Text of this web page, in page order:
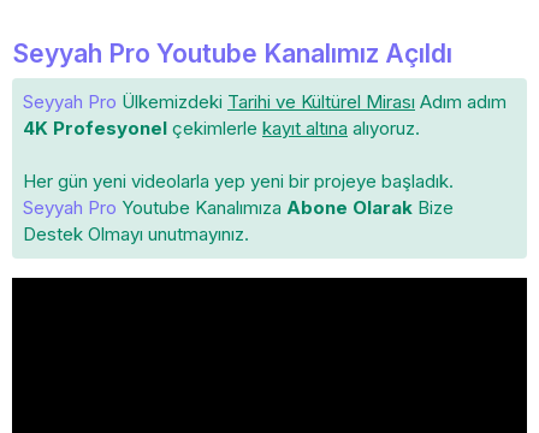
Seyyah Pro Youtube Kanalımız Açıldı
Seyyah Pro Ülkemizdeki Tarihi ve Kültürel Mirası Adım adım
4K Profesyonel çekimlerle kayıt altına alıyoruz.
Her gün yeni videolarla yep yeni bir projeye başladık.
Seyyah Pro Youtube Kanalımıza Abone Olarak Bize
Destek Olmayı unutmayınız.